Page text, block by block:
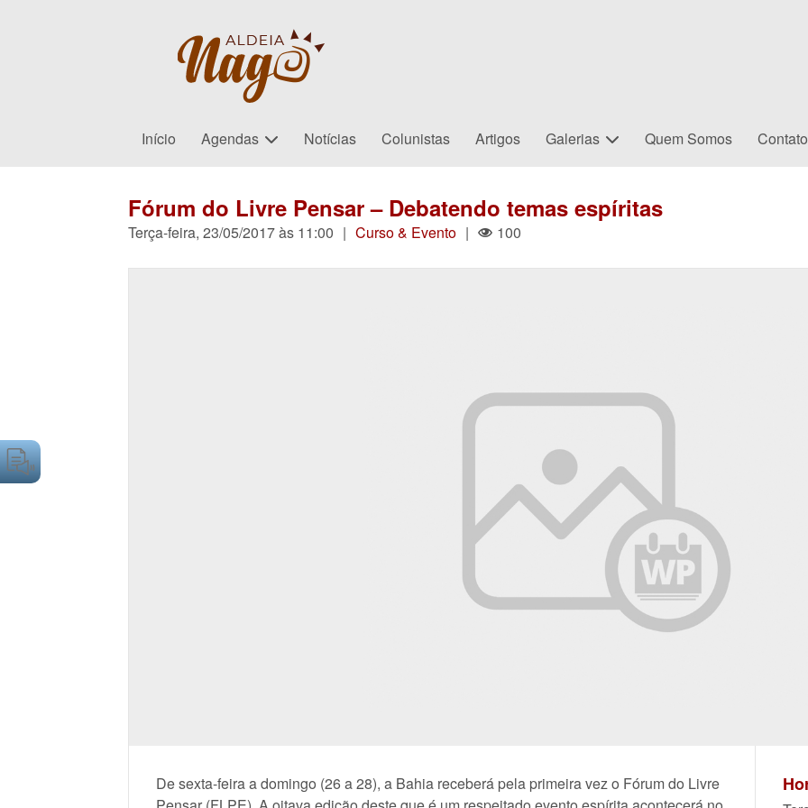
Início Agendas Notícias Colunistas Artigos Galerias Quem Somos Contato
Fórum do Livre Pensar – Debatendo temas espíritas
Terça-feira, 23/05/2017 às 11:00 | Curso & Evento | 100
De sexta-feira a domingo (26 a 28), a Bahia receberá pela primeira vez o Fórum do Livre